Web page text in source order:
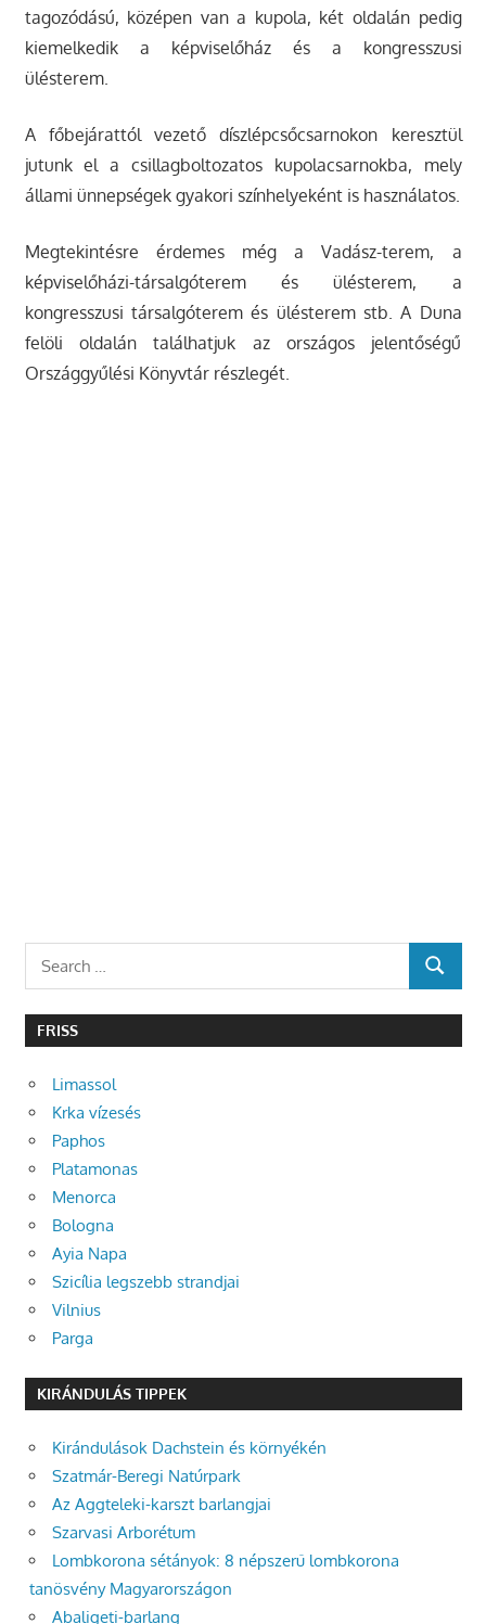
tagozódású, középen van a kupola, két oldalán pedig
kiemelkedik a képviselőház és a kongresszusi
ülésterem.
A főbejárattól vezető díszlépcsőcsarnokon keresztül
jutunk el a csillagboltozatos kupolacsarnokba, mely
állami ünnepségek gyakori színhelyeként is használatos.
Megtekintésre érdemes még a Vadász-terem, a
képviselőházi-társalgóterem és ülésterem, a
kongresszusi társalgóterem és ülésterem stb. A Duna
felöli oldalán találhatjuk az országos jelentőségű
Országgyűlési Könyvtár részlegét.
SEARCH
FRISS
Limassol
Krka vízesés
Paphos
Platamonas
Menorca
Bologna
Ayia Napa
Szicília legszebb strandjai
Vilnius
Parga
KIRÁNDULÁS TIPPEK
Kirándulások Dachstein és környékén
Szatmár-Beregi Natúrpark
Az Aggteleki-karszt barlangjai
Szarvasi Arborétum
Lombkorona sétányok: 8 népszerű lombkorona
tanösvény Magyarországon
Abaligeti-barlang